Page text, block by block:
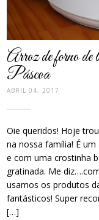
Arroz de forno de
Páscoa
ABRIL 04, 2017
Oie queridos! Hoje
na nossa família! É
e com uma crostinha
gratinada. Me
usamos os produtos
fantásticos! Super
[…]